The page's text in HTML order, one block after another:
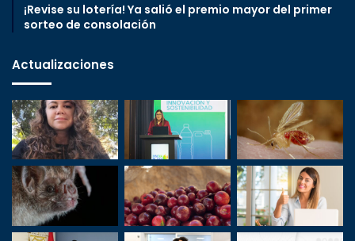
¡Revise su lotería! Ya salió el premio mayor del primer
sorteo de consolación
Actualizaciones